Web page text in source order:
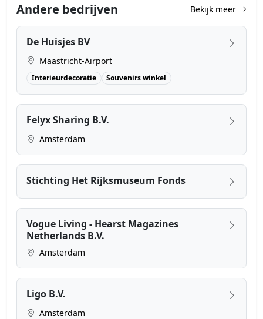
Andere bedrijven Bekijk meer
De Huisjes BV
Maastricht-Airport
Interieurdecoratie Souvenirs winkel
Felyx Sharing B.V.
Amsterdam
Stichting Het Rijksmuseum Fonds
Vogue Living - Hearst Magazines
Netherlands B.V.
Amsterdam
Ligo B.V.
Amsterdam